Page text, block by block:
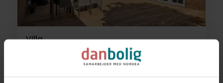
Villa
Møllebyvej 19,